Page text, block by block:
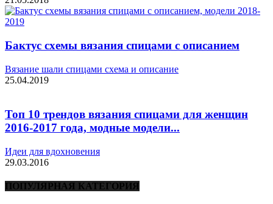
Бактус схемы вязания спицами с описанием
Вязание шали спицами схема и описание
25.04.2019
Топ 10 трендов вязания спицами для женщин
2016-2017 года, модные модели...
Идеи для вдохновения
29.03.2016
ПОПУЛЯРНАЯ КАТЕГОРИЯ